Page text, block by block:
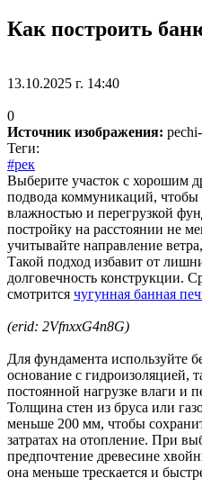
Как построить
13.10.2025 г. 14:40
0
Источник изображения:
Теги:
#рек
Выберите участок с хорошим
подвода коммуникаций, чтобы
влажностью и перегрузкой
постройку на расстоянии не
учитывайте направление
Такой подход избавит от
долговечность конструкции.
смотрится чугунная банная
(erid: 2VfnxxG4n8G)
Для фундамента используйте
основание с гидроизоляцией,
постоянной нагрузке влаги и
Толщина стен из бруса или
меньше 200 мм, чтобы
затратах на отопление. При
предпочтение древесине
она меньше трескается и